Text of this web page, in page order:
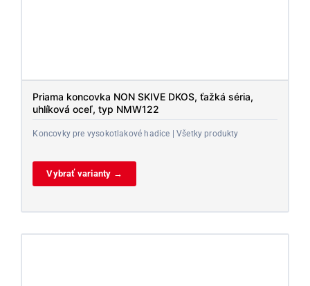
Priama koncovka NON SKIVE DKOS, ťažká séria,
uhlíková oceľ, typ NMW122
Koncovky pre vysokotlakové hadice | Všetky produkty
Vybrať varianty →